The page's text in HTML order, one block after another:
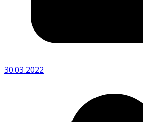
30.03.2022